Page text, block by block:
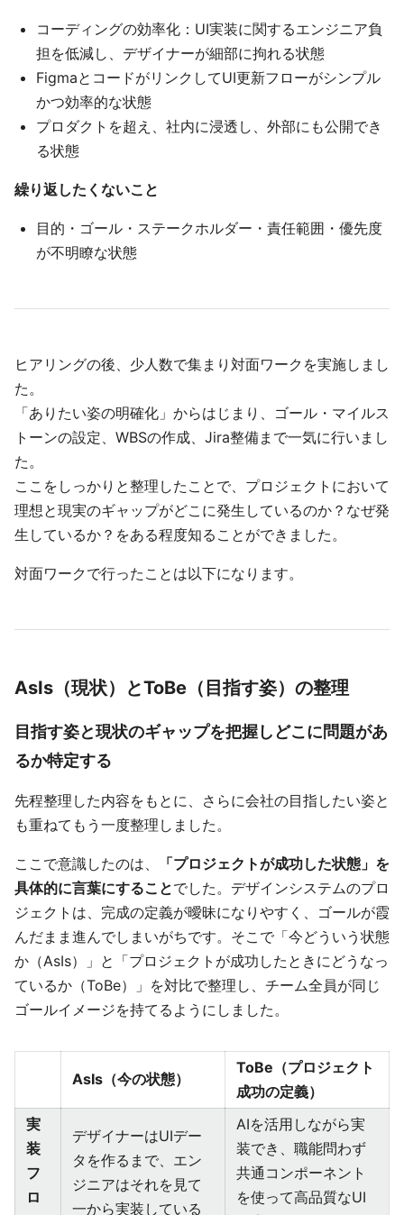
コーディングの効率化：UI実装に関するエンジニア負
担を低減し、デザイナーが細部に拘れる状態
FigmaとコードがリンクしてUI更新フローがシンプル
かつ効率的な状態
プロダクトを超え、社内に浸透し、外部にも公開でき
る状態
繰り返したくないこと
目的・ゴール・ステークホルダー・責任範囲・優先度
が不明瞭な状態
ヒアリングの後、少人数で集まり対面ワークを実施しまし
た。
「ありたい姿の明確化」からはじまり、ゴール・マイルス
トーンの設定、WBSの作成、Jira整備まで一気に行いまし
た。
ここをしっかりと整理したことで、プロジェクトにおいて
理想と現実のギャップがどこに発生しているのか？なぜ発
生しているか？をある程度知ることができました。
対面ワークで行ったことは以下になります。
AsIs（現状）とToBe（目指す姿）の整理
目指す姿と現状のギャップを把握しどこに問題があ
るか特定する
先程整理した内容をもとに、さらに会社の目指したい姿と
も重ねてもう一度整理しました。
ここで意識したのは、
「プロジェクトが成功した状態」を
具体的に言葉にすることでした。デザインシステムのプロ
ジェクトは、完成の定義が曖昧になりやすく、ゴールが霞
んだまま進んでしまいがちです。そこで「今どういう状態
か（AsIs）」と「プロジェクトが成功したときにどうなっ
ているか（ToBe）」を対比で整理し、チーム全員が同じ
ゴールイメージを持てるようにしました。
AsIs（今の状態）
ToBe（プロジェクト
成功の定義）
実
装
フ
ロ
デザイナーはUIデー
タを作るまで、エン
ジニアはそれを見て
一から実装している
AIを活用しながら実
装でき、職能問わず
共通コンポーネント
を使って高品質なUI